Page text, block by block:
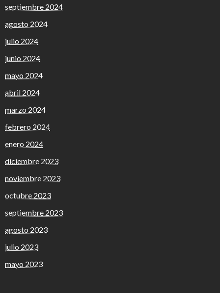
septiembre 2024
agosto 2024
julio 2024
junio 2024
mayo 2024
abril 2024
marzo 2024
febrero 2024
enero 2024
diciembre 2023
noviembre 2023
octubre 2023
septiembre 2023
agosto 2023
julio 2023
mayo 2023